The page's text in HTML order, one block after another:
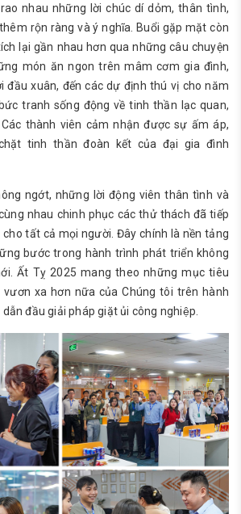
nhau những lời chúc dí dỏm, thân tình,
rộn ràng và ý nghĩa. Buổi gặp mặt còn
lại gần nhau hơn qua những câu chuyện
món ăn ngon trên mâm cơm gia đình,
đầu xuân, đến các dự định thú vị cho năm
tranh sống động về tinh thần lạc quan,
thành viên cảm nhận được sự ấm áp,
tinh thần đoàn kết của đại gia đình
ngớt, những lời động viên thân tình và
nhau chinh phục các thử thách đã tiếp
tất cả mọi người. Đây chính là nền tảng
bước trong hành trình phát triển không
Ất Tỵ 2025 mang theo những mục tiêu
vươn xa hơn nữa của Chúng tôi trên hành
đầu giải pháp giặt ủi công nghiệp.